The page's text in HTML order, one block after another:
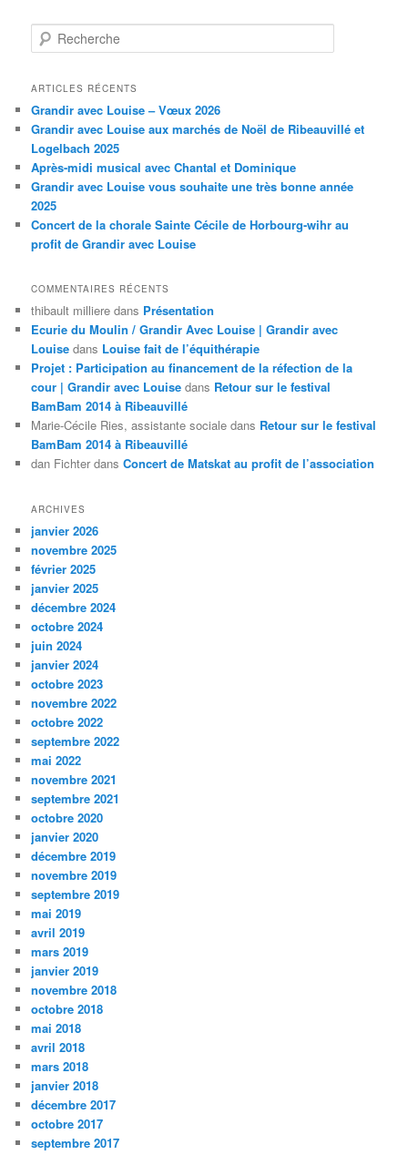
e
h
r
c
h
e
ARTICLES RÉCENTS
Grandir avec Louise – Vœux 2026
Grandir avec Louise aux marchés de Noël de Ribeauvillé et
Logelbach 2025
Après-midi musical avec Chantal et Dominique
Grandir avec Louise vous souhaite une très bonne année
2025
Concert de la chorale Sainte Cécile de Horbourg-wihr au
profit de Grandir avec Louise
COMMENTAIRES RÉCENTS
thibault milliere dans Présentation
Ecurie du Moulin / Grandir Avec Louise | Grandir avec
Louise dans Louise fait de l’équithérapie
Projet : Participation au financement de la réfection de la
cour | Grandir avec Louise dans Retour sur le festival
BamBam 2014 à Ribeauvillé
Marie-Cécile Ries, assistante sociale dans Retour sur le festival
BamBam 2014 à Ribeauvillé
dan Fichter dansConcert de Matskat au profit de l’association
ARCHIVES
janvier 2026
novembre 2025
février 2025
janvier 2025
décembre 2024
octobre 2024
juin 2024
janvier 2024
octobre 2023
novembre 2022
octobre 2022
septembre 2022
mai 2022
novembre 2021
septembre 2021
octobre 2020
janvier 2020
décembre 2019
novembre 2019
septembre 2019
mai 2019
avril 2019
mars 2019
janvier 2019
novembre 2018
octobre 2018
mai 2018
avril 2018
mars 2018
janvier 2018
décembre 2017
octobre 2017
septembre 2017